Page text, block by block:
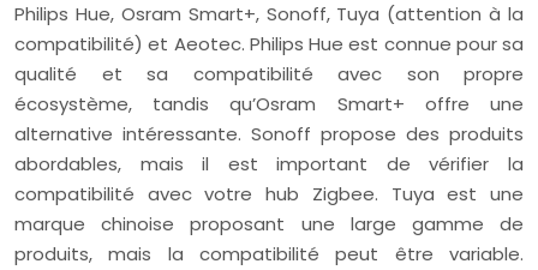
Philips Hue, Osram Smart+, Sonoff, Tuya (attention à la
compatibilité) et Aeotec. Philips Hue est connue pour sa
qualité et sa compatibilité avec son propre
écosystème, tandis qu’Osram Smart+ offre une
alternative intéressante. Sonoff propose des produits
abordables, mais il est important de vérifier la
compatibilité avec votre hub Zigbee. Tuya est une
marque chinoise proposant une large gamme de
produits, mais la compatibilité peut être variable.